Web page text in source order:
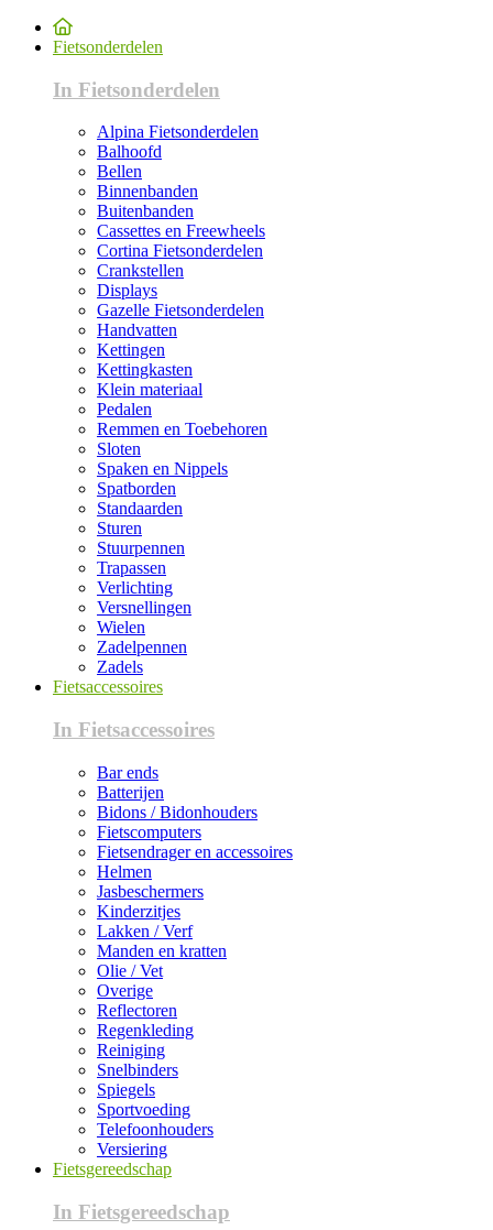
Fietsonderdelen
In Fietsonderdelen
Alpina Fietsonderdelen
Balhoofd
Bellen
Binnenbanden
Buitenbanden
Cassettes en Freewheels
Cortina Fietsonderdelen
Crankstellen
Displays
Gazelle Fietsonderdelen
Handvatten
Kettingen
Kettingkasten
Klein materiaal
Pedalen
Remmen en Toebehoren
Sloten
Spaken en Nippels
Spatborden
Standaarden
Sturen
Stuurpennen
Trapassen
Verlichting
Versnellingen
Wielen
Zadelpennen
Zadels
Fietsaccessoires
In Fietsaccessoires
Bar ends
Batterijen
Bidons / Bidonhouders
Fietscomputers
Fietsendrager en accessoires
Helmen
Jasbeschermers
Kinderzitjes
Lakken / Verf
Manden en kratten
Olie / Vet
Overige
Reflectoren
Regenkleding
Reiniging
Snelbinders
Spiegels
Sportvoeding
Telefoonhouders
Versiering
Fietsgereedschap
In Fietsgereedschap